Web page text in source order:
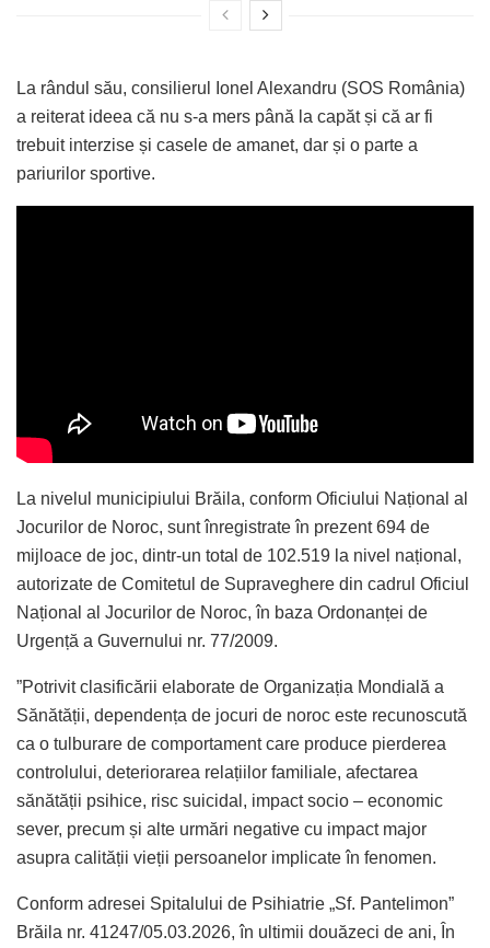
La rândul său, consilierul Ionel Alexandru (SOS România)
a reiterat ideea că nu s-a mers până la capăt și că ar fi
trebuit interzise și casele de amanet, dar și o parte a
pariurilor sportive.
La nivelul municipiului Brăila, conform Oficiului Național al
Jocurilor de Noroc, sunt înregistrate în prezent 694 de
mijloace de joc, dintr-un total de 102.519 la nivel național,
autorizate de Comitetul de Supraveghere din cadrul Oficiul
Național al Jocurilor de Noroc, în baza Ordonanței de
Urgență a Guvernului nr. 77/2009.
”Potrivit clasificării elaborate de Organizația Mondială a
Sănătății, dependența de jocuri de noroc este recunoscută
ca o tulburare de comportament care produce pierderea
controlului, deteriorarea relațiilor familiale, afectarea
sănătății psihice, risc suicidal, impact socio – economic
sever, precum și alte urmări negative cu impact major
asupra calității vieții persoanelor implicate în fenomen.
Conform adresei Spitalului de Psihiatrie „Sf. Pantelimon”
Brăila nr. 41247/05.03.2026, în ultimii douăzeci de ani, În